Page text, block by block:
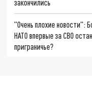
закончились
"Очень плохие новости":
НАТО впервые за СВО
приграничье?